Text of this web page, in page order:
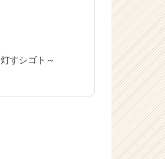
灯すシゴト～